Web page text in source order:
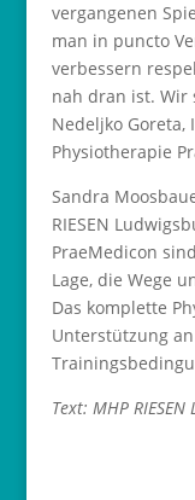
vergangenen
man in puncto
verbessern
nah dran ist. Wir
Nedeljko
Physiotherapie
Sandra
RIESEN
PraeMedicon
Lage, die Wege
Das komplette
Unterstützung
Text: MHP